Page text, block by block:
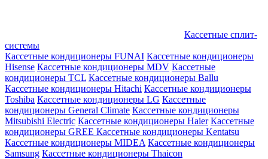
Кассетные сплит-
системы
Кассетные кондиционеры FUNAI Кассетные кондиционеры
Hisense Кассетные кондиционеры MDV Кассетные
кондиционеры TCL Кассетные кондиционеры Ballu
Кассетные кондиционеры Hitachi Кассетные кондиционеры
Toshiba Кассетные кондиционеры LG Кассетные
кондиционеры General Climate Кассетные кондиционеры
Mitsubishi Electric Кассетные кондиционеры Haier Кассетные
кондиционеры GREE Кассетные кондиционеры Kentatsu
Кассетные кондиционеры MIDEA Кассетные кондиционеры
Samsung Кассетные кондиционеры Thaicon